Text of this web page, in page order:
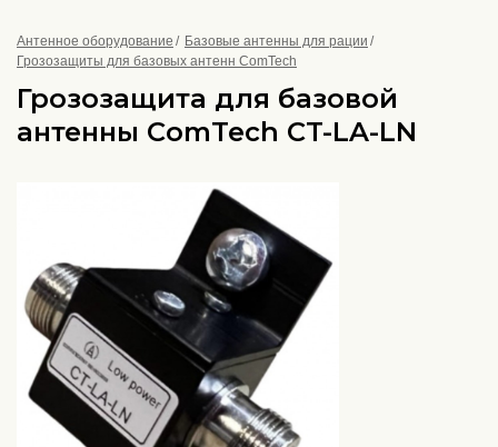
Антенное оборудование
Базовые антенны для рации
Грозозащиты для базовых антенн ComTech
Грозозащита для базовой
антенны ComTech CT-LA-LN